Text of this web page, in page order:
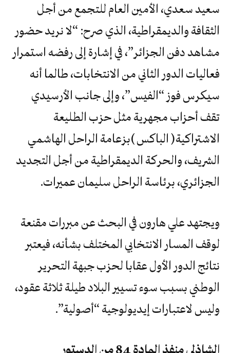
سعيد سعدي، الأمين العام للتجمع من أجل
الثقافة والديمقراطية، الذي صرح: “لا نريد حضور
مشاهد دفن الجزائر”، في إشارة إلى رفضه استمرار
فعاليات الدور الثاني من الانتخابات، طالما أنه
سيكرس فوز “الفيس”، وإلى جانب الأرسيدي
‬الجزائري،‭ ‬برئاسة‭ ‬الراحل‭ ‬سليمان‭ ‬عميرات‭.‬
ويجتهد علي هارون في البحث عن مبررات مقنعة
لوقف المسار الانتخابي المختلف بشأنه، فيعتبر
نتائج الدور الأول عقابا لحزب جبهة التحرير
الوطني بسبب سوء تسيير البلاد طيلة ثلاثة عقود،
وليس لاعتبارات إيديولوجية “أصولية”.
الشاذلي‮ ‬منفذ‭ ‬المادة‭ ‬84‭ ‬من‭ ‬الدستور